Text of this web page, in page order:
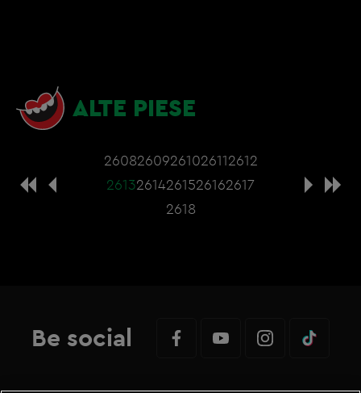
ALTE PIESE
26082609261026112612
26132614261526162617
2618
Be social